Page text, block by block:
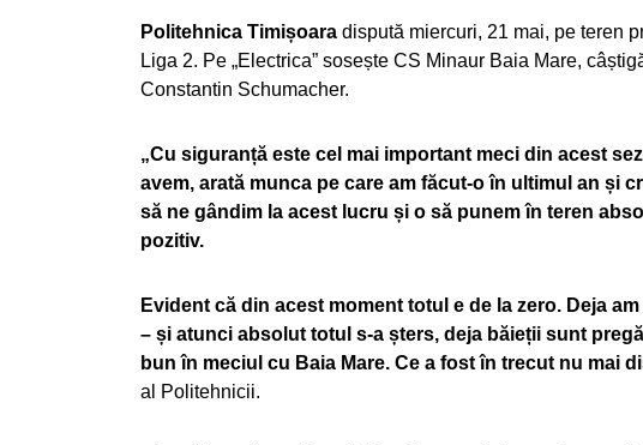
Politehnica Timișoara dispută miercuri, 21 mai, pe teren
Liga 2. Pe „Electrica” sosește CS Minaur Baia Mare,
Constantin Schumacher.
„Cu siguranță este cel mai important meci din acest
avem, arată munca pe care am făcut-o în ultimul an și
să ne gândim la acest lucru și o să punem în teren
pozitiv.
Evident că din acest moment totul e de la zero. Deja
– și atunci absolut totul s-a șters, deja băieții sunt
bun în meciul cu Baia Mare. Ce a fost în trecut nu mai
al Politehnicii.